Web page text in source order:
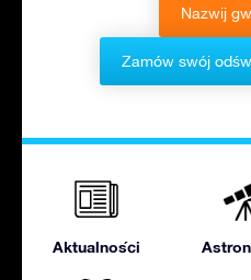
Nazwij
Zamów swój
Aktualności